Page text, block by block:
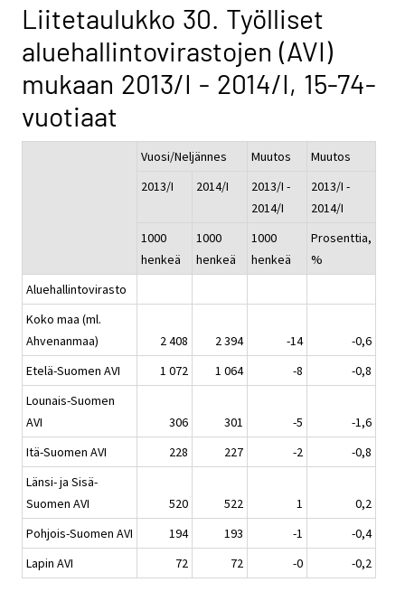
Liitetaulukko 30. Työlliset
aluehallintovirastojen (AVI)
mukaan 2013/I - 2014/I, 15-74-
vuotiaat
Vuosi/Neljännes Muutos
Muutos
2013/I
2014/I
2013/I -
2014/I
2013/I -
2014/I
1000
henkeä
1000
henkeä
1000
henkeä
Prosenttia,
%
Aluehallintovirasto
Koko maa (ml.
Ahvenanmaa)
2 408 2 394 -14
-0,6
Etelä-Suomen AVI
1 072 1 064 -8
-0,8
Lounais-Suomen
AVI
306 301 -5
-1,6
Itä-Suomen AVI
228 227 -2
-0,8
Länsi- ja Sisä-
Suomen AVI
520 522 1
0,2
Pohjois-Suomen AVI
194 193 -1
-0,4
Lapin AVI
72 72 -0 -0,2